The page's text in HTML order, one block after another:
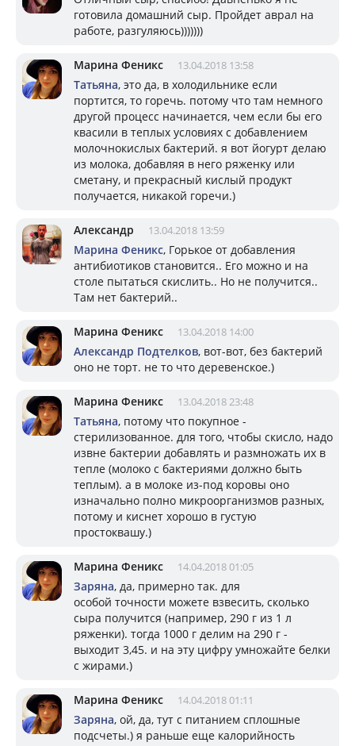
готовила домашний сыр. Пройдет аврал на
работе, разгуляюсь)))))))
Марина Феникс 13.04.2018 13:58
Татьяна, это да, в холодильнике если
портится, то горечь. потому что там немного
другой процесс начинается, чем если бы его
квасили в теплых условиях с добавлением
молочнокислых бактерий. я вот йогурт делаю
из молока, добавляя в него ряженку или
сметану, и прекрасный кислый продукт
получается, никакой горечи.)
Александр 13.04.2018 13:59
Марина Феникс, Горькое от добавления
антибиотиков становится.. Его можно и на
столе пытаться скислить.. Но не получится..
Там нет бактерий..
Марина Феникс 13.04.2018 14:00
Александр Подтелков, вот-вот, без бактерий
оно не торт. не то что деревенское.)
Марина Феникс 13.04.2018 23:48
Татьяна, потому что покупное -
стерилизованное. для того, чтобы скисло, надо
извне бактерии добавлять и размножать их в
тепле (молоко с бактериями должно быть
теплым). а в молоке из-под коровы оно
изначально полно микроорганизмов разных,
потому и киснет хорошо в густую
простоквашу.)
Марина Феникс 14.04.2018 01:05
Заряна, да, примерно так. для
особой точности можете взвесить, сколько
сыра получится (например, 290 г из 1 л
ряженки). тогда 1000 г делим на 290 г -
выходит 3,45. и на эту цифру умножайте белки
с жирами.)
Марина Феникс 14.04.2018 01:11
Заряна, ой, да, тут с питанием сплошные
подсчеты.) я раньше еще калорийность